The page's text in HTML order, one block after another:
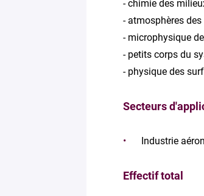
- chimie des
- atmosphères
- microphysique
- petits corps du
- physique des
Secteurs
Industrie
Effectif total